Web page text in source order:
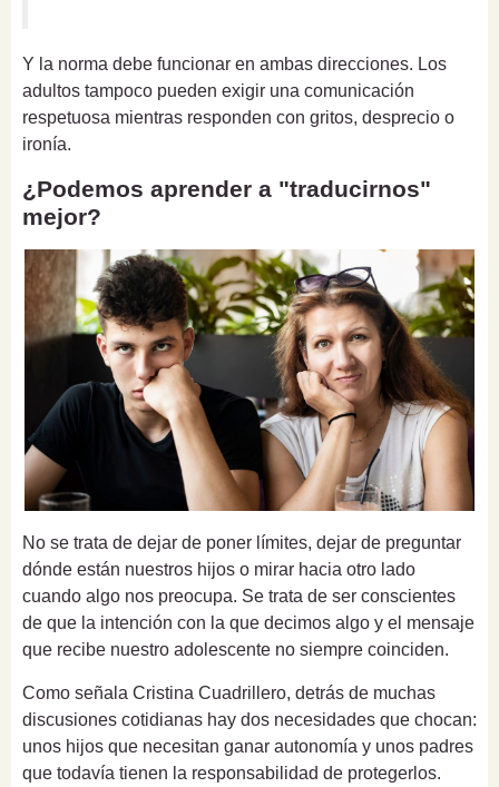
Y la norma debe funcionar en ambas direcciones. Los
adultos tampoco pueden exigir una comunicación
respetuosa mientras responden con gritos, desprecio o
ironía.
¿Podemos aprender a "traducirnos"
mejor?
No se trata de dejar de poner límites, dejar de preguntar
dónde están nuestros hijos o mirar hacia otro lado
cuando algo nos preocupa. Se trata de ser conscientes
de que la intención con la que decimos algo y el mensaje
que recibe nuestro adolescente no siempre coinciden.
Como señala Cristina Cuadrillero, detrás de muchas
discusiones cotidianas hay dos necesidades que chocan:
unos hijos que necesitan ganar autonomía y unos padres
que todavía tienen la responsabilidad de protegerlos.